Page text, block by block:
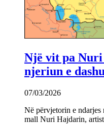
Një vit pa
njeriun e
07/03/2026
Në përvjetorin e ndarjes
mall Nuri Hajdarin,